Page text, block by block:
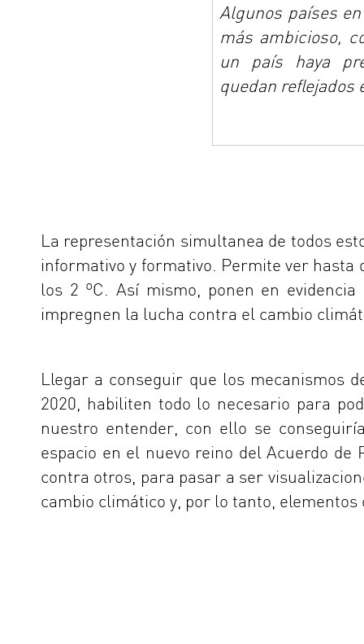
Algunos países
más ambicioso,
un país haya
quedan reflejados
La representación simultanea de todos
informativo y formativo. Permite ver hasta
los 2 ºC. Así mismo, ponen en
impregnen la lucha contra el cambio
Llegar a conseguir que los mecanismos
2020, habiliten todo lo necesario para
nuestro entender, con ello se
espacio en el nuevo reino del Acuerdo
contra otros, para pasar a ser
cambio climático y, por lo tanto,